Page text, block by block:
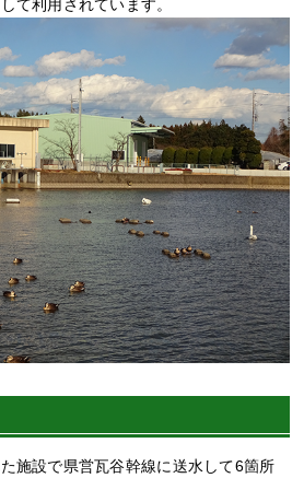
て利用されています。
施設で県営瓦谷幹線に送水して6箇所